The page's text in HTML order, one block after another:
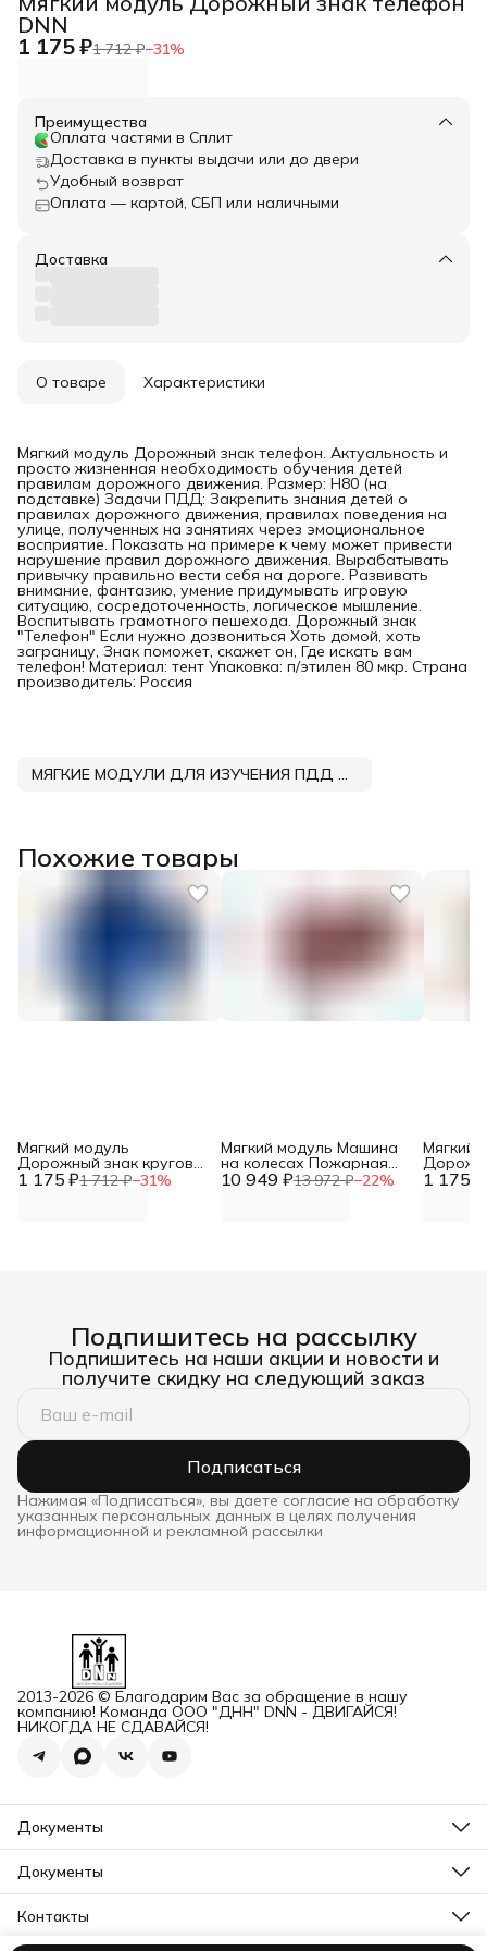
DNN
1 175 ₽1 712 ₽−31%
Преимущества
Оплата частями в Сплит
Доставка в пункты выдачи или до двери
Удобный возврат
Оплата — картой, СБП или наличными
Доставка
О товаре Характеристики
Мягкий модуль Дорожный знак телефон. Актуальность и
просто жизненная необходимость обучения детей
правилам дорожного движения. Размер: H80 (на
подставке) Задачи ПДД: Закрепить знания детей о
правилах дорожного движения, правилах поведения на
улице, полученных на занятиях через эмоциональное
восприятие. Показать на примере к чему может привести
нарушение правил дорожного движения. Вырабатывать
привычку правильно вести себя на дороге. Развивать
внимание, фантазию, умение придумывать игровую
ситуацию, сосредоточенность, логическое мышление.
Воспитывать грамотного пешехода. Дорожный знак
"Телефон" Если нужно дозвониться Хоть домой, хоть
заграницу, Знак поможет, скажет он, Где искать вам
телефон! Материал: тент Упаковка: п/этилен 80 мкр. Страна
производитель: Россия
Похожие товары
1 175 ₽1 712 ₽−31%
Мягкий модуль
Дорожный знак круговое
движение DNN 10 949 ₽13 972 ₽−22%
Мягкий модуль Машина
на колесах Пожарная
DNN 1 175 ₽
Мягкий
Подпишитесь на рассылку
Подпишитесь на наши акции и новости и
получите скидку на следующий заказ
Подписаться
Нажимая «Подписаться», вы даете согласие на обработку
указанных персональных данных в целях получения
информационной и рекламной рассылки
2013-2026 © Благодарим Вас за обращение в нашу
компанию! Команда ООО "ДНН" DNN - ДВИГАЙСЯ!
НИКОГДА НЕ СДАВАЙСЯ!
Документы
ОГРН
Карточка ООО ДННСПОРТ
Сертификат соответствия
Карточка ООО ДНН
Документы
Прайс ДНН 12-2025
Свидетельство на товарный знак
Отказное письмо DNN
Контакты
Адрес